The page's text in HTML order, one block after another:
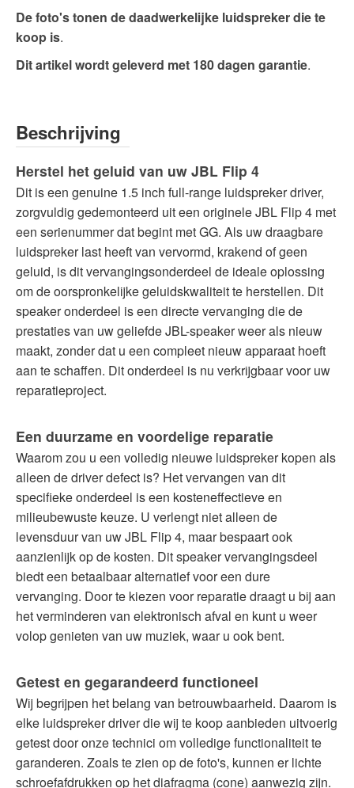
De foto's tonen de daadwerkelijke luidspreker die te
koop is.
Dit artikel wordt geleverd met 180 dagen garantie.
Beschrijving
Herstel het geluid van uw JBL Flip 4
Dit is een genuine 1.5 inch full-range luidspreker driver,
zorgvuldig gedemonteerd uit een originele JBL Flip 4 met
een serienummer dat begint met GG. Als uw draagbare
luidspreker last heeft van vervormd, krakend of geen
geluid, is dit vervangingsonderdeel de ideale oplossing
om de oorspronkelijke geluidskwaliteit te herstellen. Dit
speaker onderdeel is een directe vervanging die de
prestaties van uw geliefde JBL-speaker weer als nieuw
maakt, zonder dat u een compleet nieuw apparaat hoeft
aan te schaffen. Dit onderdeel is nu verkrijgbaar voor uw
reparatieproject.
Een duurzame en voordelige reparatie
Waarom zou u een volledig nieuwe luidspreker kopen als
alleen de driver defect is? Het vervangen van dit
specifieke onderdeel is een kosteneffectieve en
milieubewuste keuze. U verlengt niet alleen de
levensduur van uw JBL Flip 4, maar bespaart ook
aanzienlijk op de kosten. Dit speaker vervangingsdeel
biedt een betaalbaar alternatief voor een dure
vervanging. Door te kiezen voor reparatie draagt u bij aan
het verminderen van elektronisch afval en kunt u weer
volop genieten van uw muziek, waar u ook bent.
Getest en gegarandeerd functioneel
Wij begrijpen het belang van betrouwbaarheid. Daarom is
elke luidspreker driver die wij te koop aanbieden uitvoerig
getest door onze technici om volledige functionaliteit te
garanderen. Zoals te zien op de foto's, kunnen er lichte
schroefafdrukken op het diafragma (cone) aanwezig zijn.